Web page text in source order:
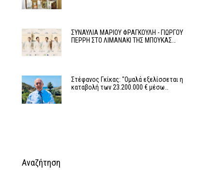
ΣΥΝΑΥΛΙΑ ΜΑΡΙΟΥ ΦΡΑΓΚΟΥΛΗ - ΓΙΩΡΓΟΥ
ΠΕΡΡΗ ΣΤΟ ΛΙΜΑΝΑΚΙ ΤΗΣ ΜΠΟΥΚΑΣ…
Στέφανος Γκίκας: "Ομαλά εξελίσσεται η
καταβολή των 23.200.000 € μέσω…
Αναζήτηση